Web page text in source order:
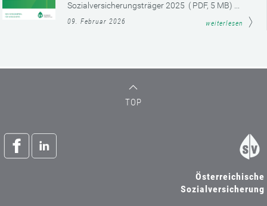
Sozialversicherungsträger 2025 ( PDF, 5 MB) ...
09. Februar 2026 weiterlesen
TOP
Österreichische
Sozialversicherung